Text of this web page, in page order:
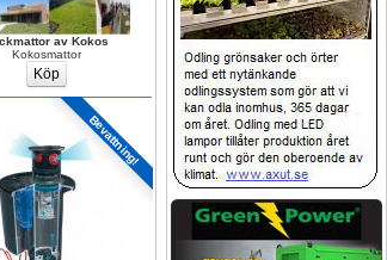
av Kokos
Kokosmattor
Bevattning!